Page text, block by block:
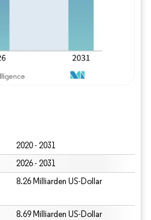
2020 - 2031
2026 - 2031
8.26 Milliarden US-Dollar
8.69 Milliarden US-Dollar